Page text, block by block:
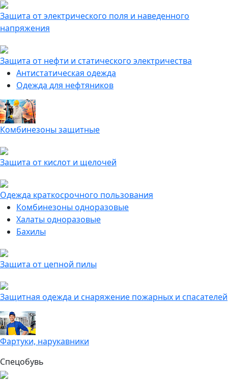
Защита от электрического поля и наведенного
напряжения
Защита от нефти и статического электричества
Антистатическая одежда
Одежда для нефтяников
Комбинезоны защитные
Защита от кислот и щелочей
Одежда краткосрочного пользования
Комбинезоны одноразовые
Халаты одноразовые
Бахилы
Защита от цепной пилы
Защитная одежда и снаряжение пожарных и спасателей
Фартуки, нарукавники
Спецобувь